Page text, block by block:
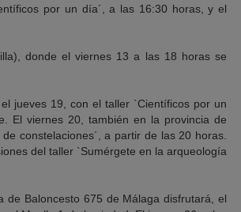
por un día´, a las 16:30 horas, y el
donde el viernes 13 a las 18 horas se
jueves 19, con el taller `Científicos por un
El viernes 20, también en la provincia de
constelaciones´, a partir de las 20 horas.
del taller `Sumérgete en la arqueología
Baloncesto 675 de Málaga disfrutará, el